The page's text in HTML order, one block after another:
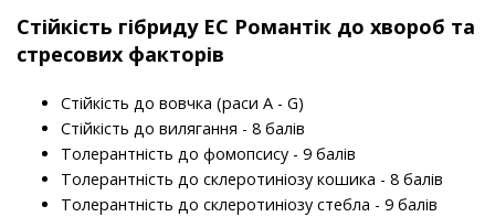
Стійкість гібриду ЕС Романтік до хвороб та
стресових факторів
Стійкість до вовчка (раси A - G)
Стійкість до вилягання - 8 балів
Толерантність до фомопсису - 9 балів
Толерантність до склеротиніозу кошика - 8 балів
Толерантність до склеротиніозу стебла - 9 балів